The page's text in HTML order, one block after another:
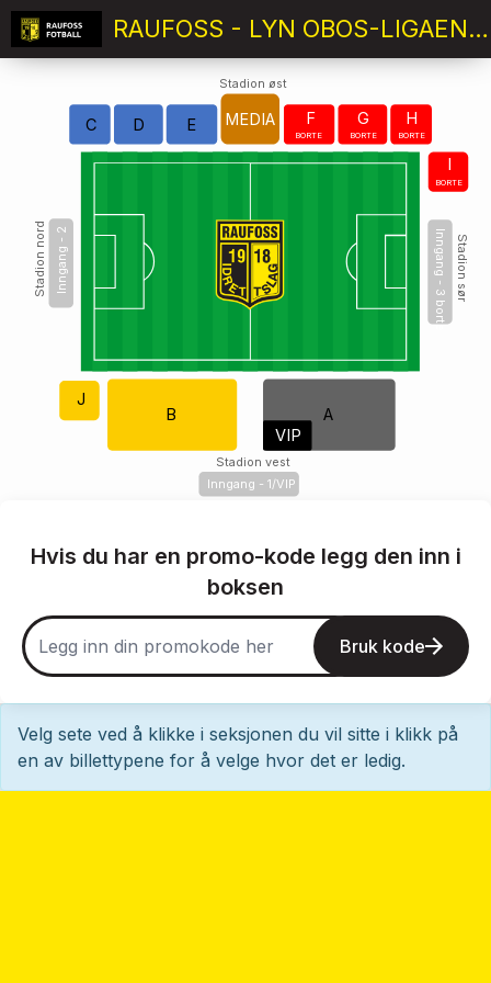
RAUFOSS - LYN OBOS-LIGAEN RUNDE 6
Inngang - 1/VIP
Stadion vest
Inngang - 3 borteStadion sør
Inngang - 2
Stadion nord
Stadion øst
VIP
MEDIA
A
B
C D E
BORTE
F
BORTE
G
BORTE
H
BORTE
J
Hvis du har en promo-kode legg den inn i
boksen
Bruk kode
Velg sete ved å klikke i seksjonen du vil sitte i klikk på
en av billettypene for å velge hvor det er ledig.